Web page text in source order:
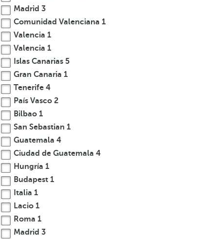
Madrid 3
Comunidad Valenciana 1
Valencia 1
Valencia 1
Islas Canarias 5
Gran Canaria 1
Tenerife 4
País Vasco 2
Bilbao 1
San Sebastian 1
Guatemala 4
Ciudad de Guatemala 4
Hungría 1
Budapest 1
Italia 1
Lacio 1
Roma 1
Madrid 3